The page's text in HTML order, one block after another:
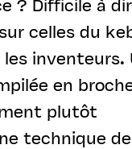
? Difficile à
celles du
inventeurs.
en
plutôt
technique de